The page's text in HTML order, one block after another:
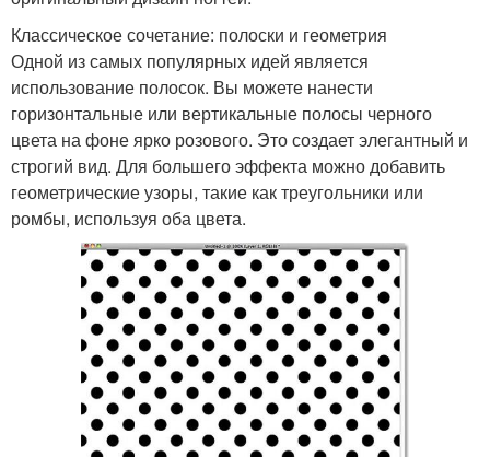
Классическое сочетание: полоски и геометрия
Одной из самых популярных идей является
использование полосок. Вы можете нанести
горизонтальные или вертикальные полосы черного
цвета на фоне ярко розового. Это создает элегантный и
строгий вид. Для большего эффекта можно добавить
геометрические узоры, такие как треугольники или
ромбы, используя оба цвета.